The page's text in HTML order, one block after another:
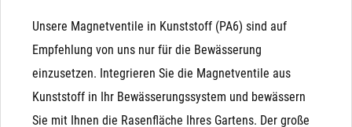
Unsere Magnetventile in Kunststoff (PA6) sind auf
Empfehlung von uns nur für die Bewässerung
einzusetzen. Integrieren Sie die Magnetventile aus
Kunststoff in Ihr Bewässerungssystem und bewässern
Sie mit Ihnen die Rasenfläche Ihres Gartens. Der große